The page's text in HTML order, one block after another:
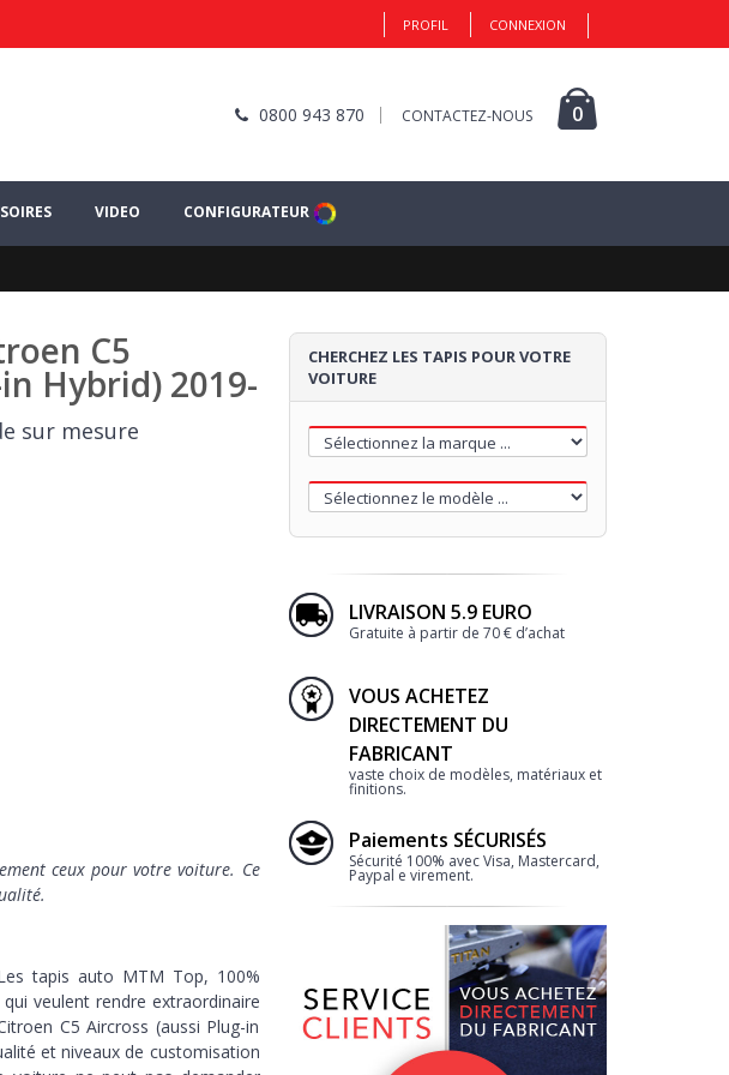
PROFIL CONNEXION
0800 943 870 CONTACTEZ-NOUS 0
VIDEO CONFIGURATEUR
C5
Hybrid) 2019-
sur mesure
ceux pour votre voiture. Ce
tapis auto MTM Top, 100%
qui veulent rendre extraordinaire
C5 Aircross (aussi Plug-in
et niveaux de customisation
MOQUETTE
Cliquez ici pour commencer
BORDURE
CHERCHEZ LES TAPIS POUR VOTRE
VOITURE
LIVRAISON 5.9 EURO
Gratuite à partir de 70 € d’achat
VOUS ACHETEZ
DIRECTEMENT DU
FABRICANT
vaste choix de modèles, matériaux et
finitions.
Paiements SÉCURISÉS
Sécurité 100% avec Visa, Mastercard,
Paypal e virement.